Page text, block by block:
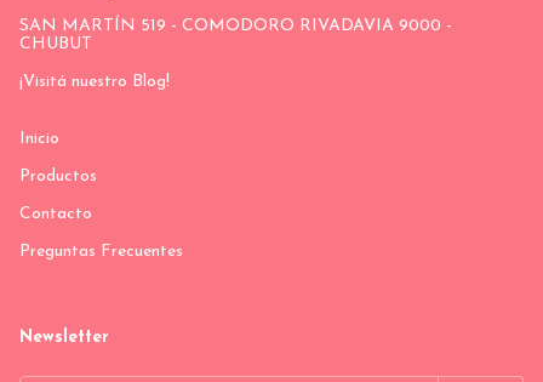
SAN MARTÍN 519 - COMODORO RIVADAVIA 9000 -
CHUBUT
¡Visitá nuestro Blog!
Inicio
Productos
Contacto
Preguntas Frecuentes
Newsletter